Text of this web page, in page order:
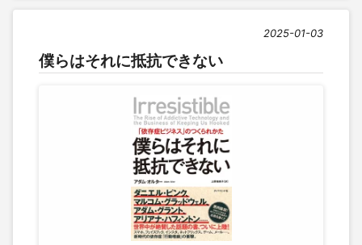
2025-01-03
僕らはそれに抵抗できない